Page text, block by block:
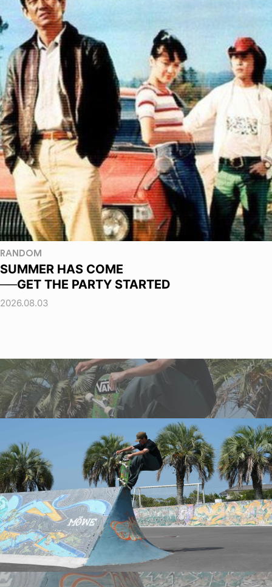
RANDOM
SUMMER HAS COME
──GET THE PARTY STARTED
2026.08.03